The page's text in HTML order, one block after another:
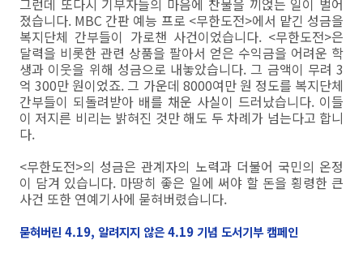
그런데 또다시 기부자들의 마음에 찬물을 끼얹는 일이 벌어
졌습니다. MBC 간판 예능 프로 <무한도전>에서 맡긴 성금을
복지단체 간부들이 가로챈 사건이었습니다. <무한도전>은
달력을 비롯한 관련 상품을 팔아서 얻은 수익금을 어려운 학
생과 이웃을 위해 성금으로 내놓았습니다. 그 금액이 무려 3
억 300만 원이었죠. 그 가운데 8000여만 원 정도를 복지단체
간부들이 되돌려받아 배를 채운 사실이 드러났습니다. 이들
이 저지른 비리는 밝혀진 것만 해도 두 차례가 넘는다고 합니
다.
<무한도전>의 성금은 관계자의 노력과 더불어 국민의 온정
이 담겨 있습니다. 마땅히 좋은 일에 써야 할 돈을 횡령한 큰
사건 또한 연예기사에 묻혀버렸습니다.
묻혀버린 4.19, 알려지지 않은 4.19 기념 도서기부 캠페인